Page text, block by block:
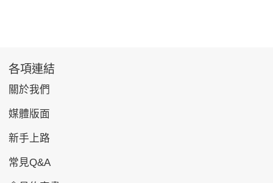
各項連結
關於我們
媒體版面
新手上路
常見Q&A